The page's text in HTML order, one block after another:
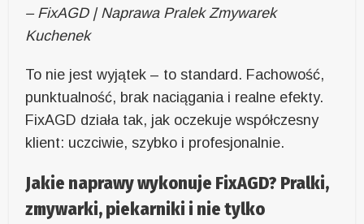
– FixAGD | Naprawa Pralek Zmywarek
Kuchenek
To nie jest wyjątek – to standard. Fachowość,
punktualność, brak naciągania i realne efekty.
FixAGD działa tak, jak oczekuje współczesny
klient: uczciwie, szybko i profesjonalnie.
Jakie naprawy wykonuje FixAGD? Pralki,
zmywarki, piekarniki i nie tylko